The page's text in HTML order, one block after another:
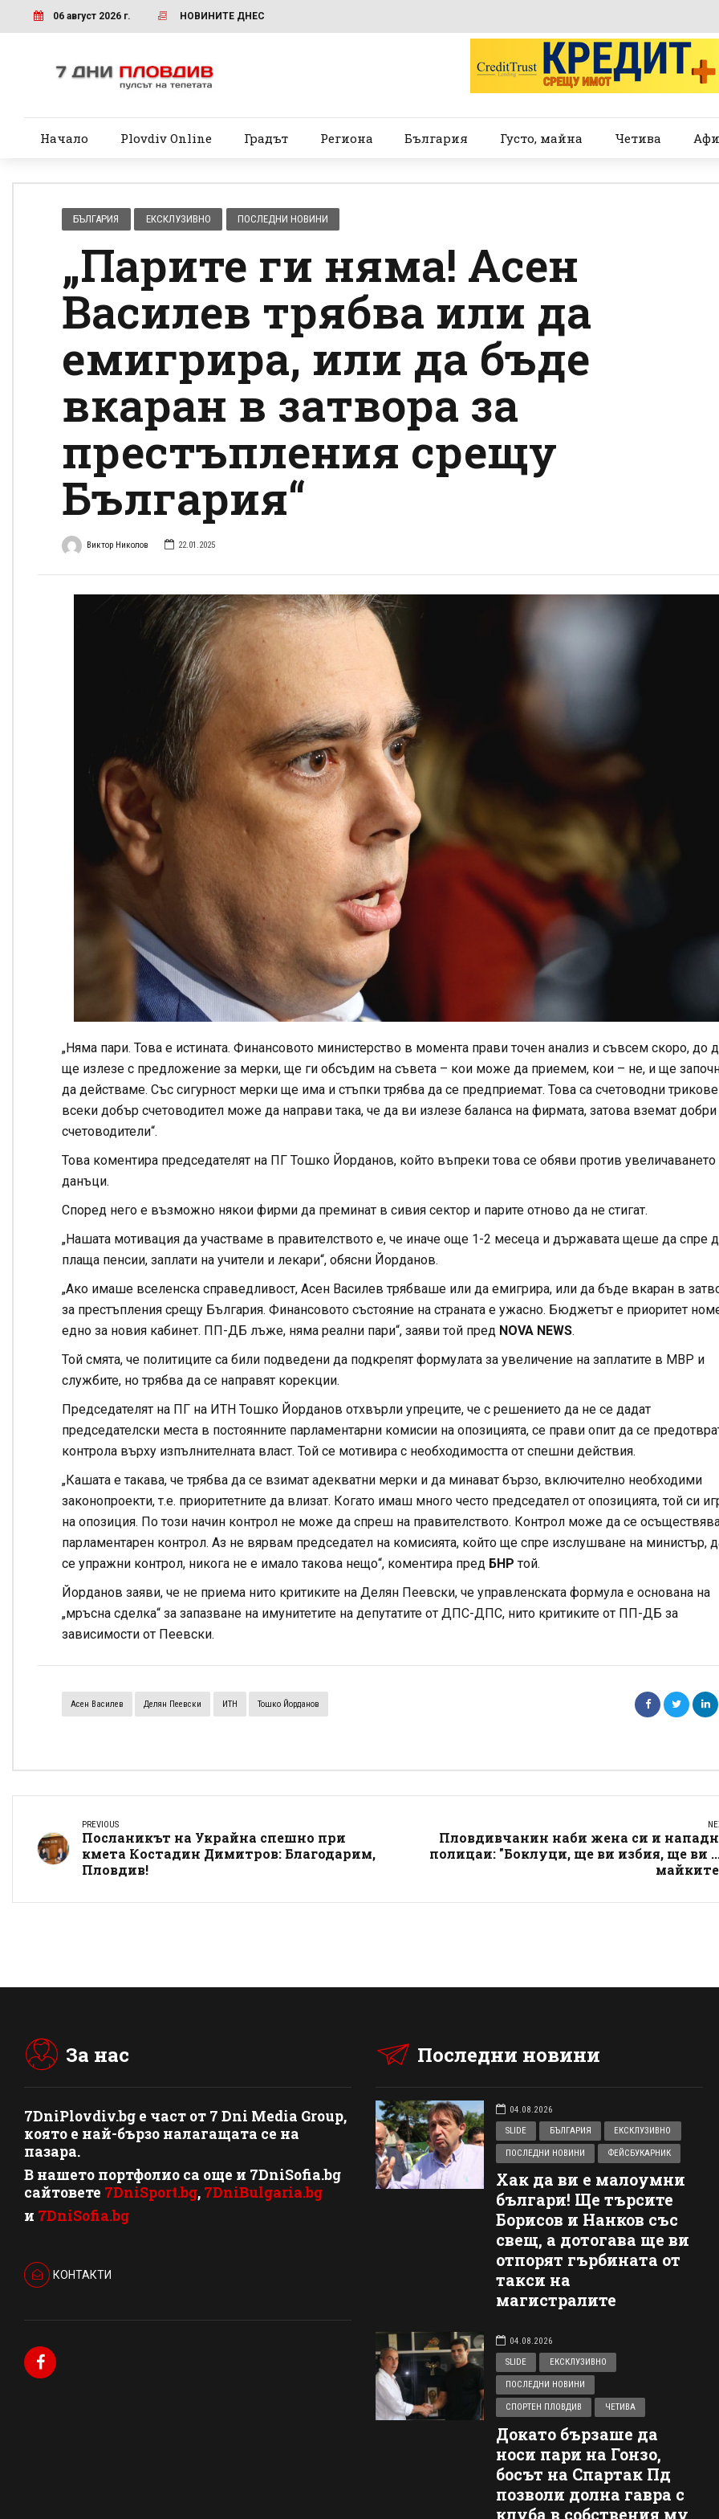
06 август 2026 г. НОВИНИТЕ ДНЕС
Начало Plovdiv Online Градът Региона България Густо, майна Четива
БЪЛГАРИЯ ЕКСКЛУЗИВНО ПОСЛЕДНИ НОВИНИ
„Парите ги няма! Асен
Василев трябва или да
емигрира, или да бъде
вкаран в затвора за
престъпления срещу
България“
Виктор Николов 22.01.2025
„Няма пари. Това е истината. Финансовото министерство в момента прави точен анализ и съвсем скоро, до
ще излезе с предложение за мерки, ще ги обсъдим на съвета – кои може да приемем, кои – не, и ще
да действаме. Със сигурност мерки ще има и стъпки трябва да се предприемат. Това са счетоводни
всеки добър счетоводител може да направи така, че да ви излезе баланса на фирмата, затова вземат добри
счетоводители“.
Това коментира председателят на ПГ Тошко Йорданов, който въпреки това се обяви против увеличаването
данъци.
Според него е възможно някои фирми да преминат в сивия сектор и парите отново да не стигат.
„Нашата мотивация да участваме в правителството е, че иначе още 1-2 месеца и държавата щеше да спре
плаща пенсии, заплати на учители и лекари“, обясни Йорданов.
„Ако имаше вселенска справедливост, Асен Василев трябваше или да емигрира, или да бъде вкаран в
за престъпления срещу България. Финансовото състояние на страната е ужасно. Бюджетът е приоритет
едно за новия кабинет. ПП-ДБ лъже, няма реални пари“, заяви той пред NOVA NEWS.
Той смята, че политиците са били подведени да подкрепят формулата за увеличение на заплатите в МВР и
службите, но трябва да се направят корекции.
Председателят на ПГ на ИТН Тошко Йорданов отхвърли упреците, че с решението да не се дадат
председателски места в постоянните парламентарни комисии на опозицията, се прави опит да се
контрола върху изпълнителната власт. Той се мотивира с необходимостта от спешни действия.
„Кашата е такава, че трябва да се взимат адекватни мерки и да минават бързо, включително необходими
законопроекти, т.е. приоритетните да влизат. Когато имаш много често председател от опозицията, той си
на опозиция. По този начин контрол не може да спреш на правителството. Контрол може да се
парламентарен контрол. Аз не вярвам председател на комисията, който ще спре изслушване на министър,
се упражни контрол, никога не е имало такова нещо“, коментира пред БНР той.
Йорданов заяви, че не приема нито критиките на Делян Пеевски, че управленската формула е основана на
„мръсна сделка“ за запазване на имунитетите на депутатите от ДПС-ДПС, нито критиките от ПП-ДБ за
зависимости от Пеевски.
Асен Василев Делян Пеевски ИТН Тошко Йорданов
PREVIOUS
Посланикът на Украйна спешно при
кмета Костадин Димитров: Благодарим,
Пловдив!
Пловдивчанин наби жена си и
полицаи: "Боклуци, ще ви избия, ще ви
За нас
7DniPlovdiv.bg e част от 7 Dni Media Group,
която е най-бързо налагащата се на
пазара.
В нашето портфолио са още и 7DniSofia.bg
сайтовете 7DniSport.bg, 7DniBulgaria.bg
и 7DniSofia.bg
КОНТАКТИ
Последни новини
04.08.2026
SLIDE
БЪЛГАРИЯ ЕКСКЛУЗИВНО
ПОСЛЕДНИ НОВИНИ ФЕЙСБУКАРНИК
Хак да ви е малоумни
българи! Ще търсите
Борисов и Нанков със
свещ, а дотогава ще ви
отпорят гърбината от
такси на
магистралите
04.08.2026
SLIDE
ЕКСКЛУЗИВНО
ПОСЛЕДНИ НОВИНИ
СПОРТЕН ПЛОВДИВ ЧЕТИВА
Докато бързаше да
носи пари на Гонзо,
босът на Спартак Пд
позволи долна гавра с
клуба в собствения му